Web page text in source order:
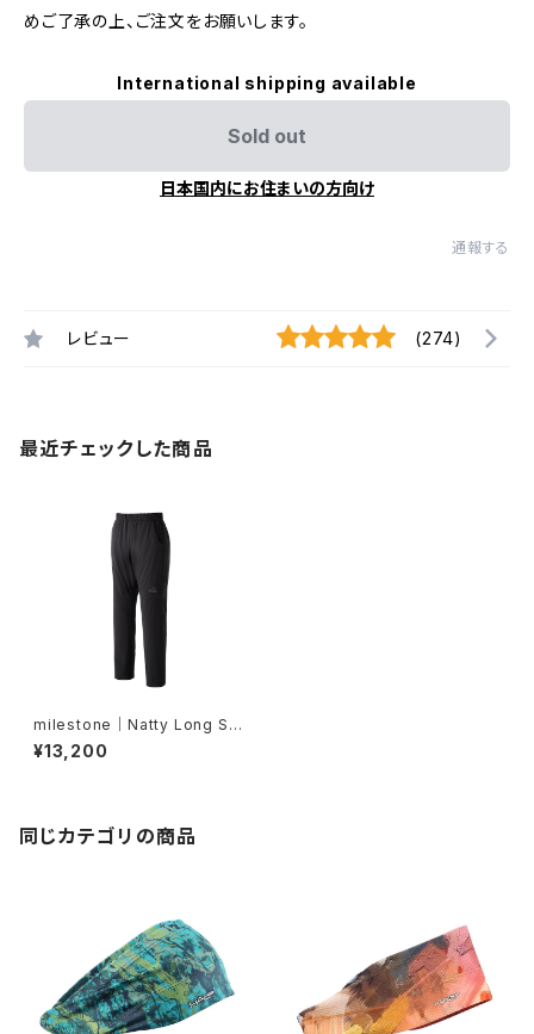
めご了承の上、ご注文をお願いします。
International shipping available
Sold out
日本国内にお住まいの方向け
通報する
レビュー (274)
最近チェックした商品
milestone｜Natty Long Su
mi Black
¥13,200
同じカテゴリの商品